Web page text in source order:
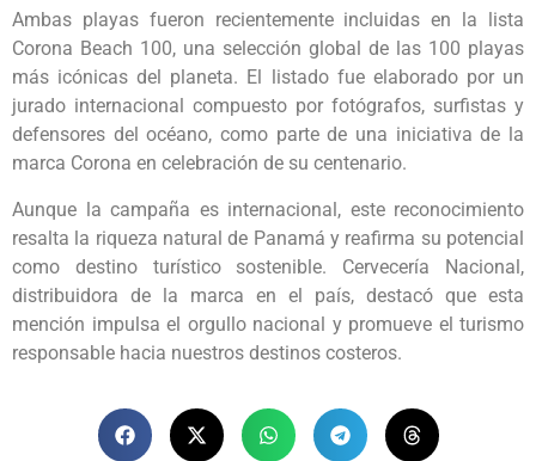
Ambas playas fueron recientemente incluidas en la lista
Corona Beach 100, una selección global de las 100 playas
más icónicas del planeta. El listado fue elaborado por un
jurado internacional compuesto por fotógrafos, surfistas y
defensores del océano, como parte de una iniciativa de la
marca Corona en celebración de su centenario.
Aunque la campaña es internacional, este reconocimiento
resalta la riqueza natural de Panamá y reafirma su potencial
como destino turístico sostenible. Cervecería Nacional,
distribuidora de la marca en el país, destacó que esta
mención impulsa el orgullo nacional y promueve el turismo
responsable hacia nuestros destinos costeros.